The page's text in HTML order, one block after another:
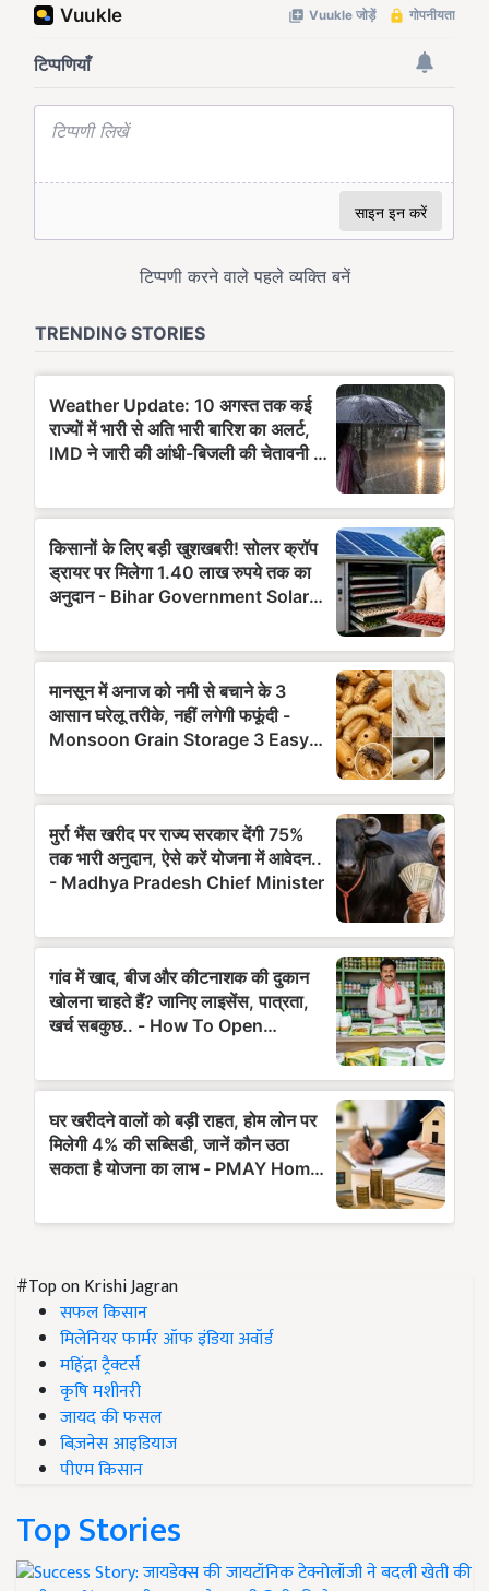
#Top on Krishi Jagran
सफल किसान
मिलेनियर फार्मर ऑफ इंडिया अवॉर्ड
महिंद्रा ट्रैक्टर्स
कृषि मशीनरी
जायद की फसल
बिज़नेस आइडियाज
पीएम किसान
Top Stories